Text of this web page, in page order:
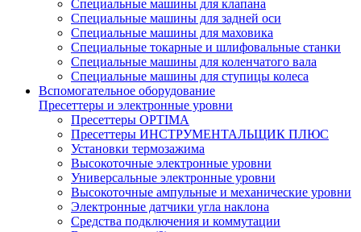
Специальные машины для клапана
Специальные машины для задней оси
Специальные машины для маховика
Специальные токарные и шлифовальные станки
Специальные машины для коленчатого вала
Специальные машины для ступицы колеса
Вспомогательное оборудование
Пресеттеры и электронные уровни
Пресеттеры OPTIMA
Пресеттеры ИНСТРУМЕНТАЛЬЩИК ПЛЮС
Установки термозажима
Высокоточные электронные уровни
Универсальные электронные уровни
Высокоточные ампульные и механические уровни
Электронные датчики угла наклона
Средства подключения и коммутации